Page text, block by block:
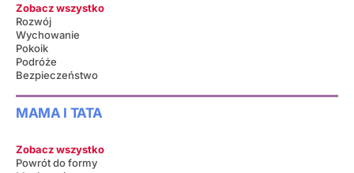
Zobacz wszystko
Rozwój
Wychowanie
Pokoik
Podróże
Bezpieczeństwo
MAMA I TATA
Zobacz wszystko
Powrót do formy